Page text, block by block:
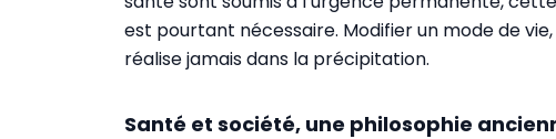
est pourtant nécessaire. Modifier un mode de
réalise jamais dans la précipitation.
Santé et société, une philosophie